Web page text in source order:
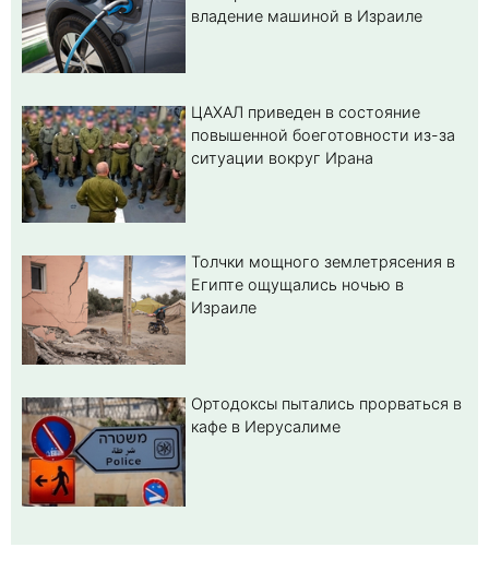
владение машиной в Израиле
ЦАХАЛ приведен в состояние
повышенной боеготовности из-за
ситуации вокруг Ирана
Толчки мощного землетрясения в
Египте ощущались ночью в
Израиле
Ортодоксы пытались прорваться в
кафе в Иерусалиме